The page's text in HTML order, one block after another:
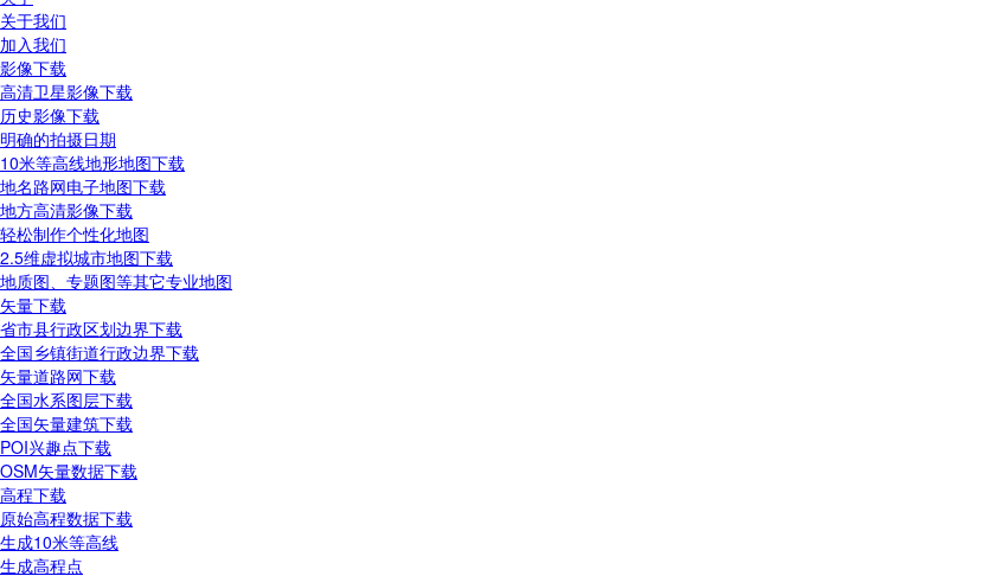
关于我们
加入我们
影像下载
高清卫星影像下载
历史影像下载
明确的拍摄日期
10米等高线地形地图下载
地名路网电子地图下载
地方高清影像下载
轻松制作个性化地图
2.5维虚拟城市地图下载
地质图、专题图等其它专业地图
矢量下载
省市县行政区划边界下载
全国乡镇街道行政边界下载
矢量道路网下载
全国水系图层下载
全国矢量建筑下载
POI兴趣点下载
OSM矢量数据下载
高程下载
原始高程数据下载
生成10米等高线
生成高程点